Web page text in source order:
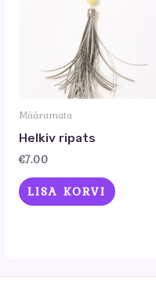
Määramata
Helkiv ripats
€7.00
LISA KORVI